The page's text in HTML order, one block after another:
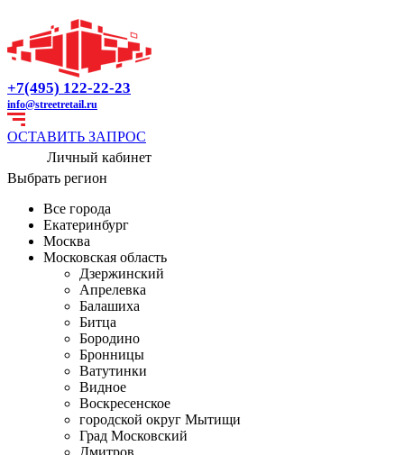
+7(495) 122-22-23
info@streetretail.ru
ОСТАВИТЬ ЗАПРОС
Личный кабинет
Выбрать регион
Все города
Екатеринбург
Москва
Московская область
Дзержинский
Апрелевка
Балашиха
Битца
Бородино
Бронницы
Ватутинки
Видное
Воскресенское
городской округ Мытищи
Град Московский
Дмитров